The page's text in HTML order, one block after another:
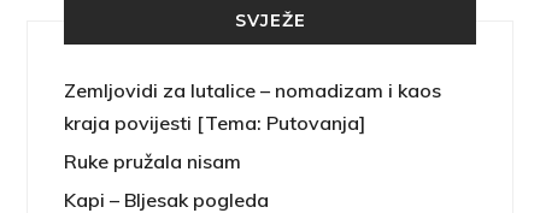
SVJEŽE
Zemljovidi za lutalice – nomadizam i kaos
kraja povijesti [Tema: Putovanja]
Ruke pružala nisam
Kapi – Bljesak pogleda